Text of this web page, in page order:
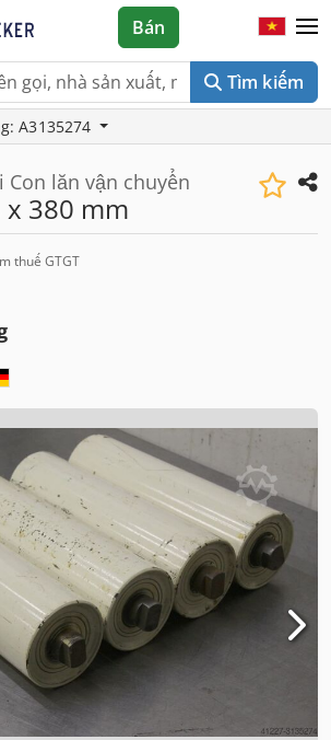
Tìm kiếm
Bán
A3135274
Con lăn vận chuyển
380 mm
thuế GTGT